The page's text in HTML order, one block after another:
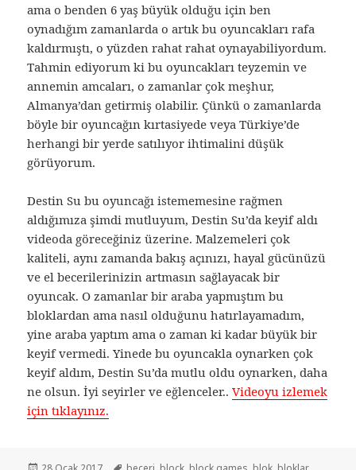
ama o benden 6 yaş büyük olduğu için ben
oynadığım zamanlarda o artık bu oyuncakları rafa
kaldırmıştı, o yüzden rahat rahat oynayabiliyordum.
Tahmin ediyorum ki bu oyuncakları teyzemin ve
annemin amcaları, o zamanlar çok meşhur,
Almanya’dan getirmiş olabilir. Çünkü o zamanlarda
böyle bir oyuncağın kırtasiyede veya Türkiye’de
herhangi bir yerde satılıyor ihtimalini düşük
görüyorum.
Destin Su bu oyuncağı istememesine rağmen
aldığımıza şimdi mutluyum, Destin Su’da keyif aldı
videoda göreceğiniz üzerine. Malzemeleri çok
kaliteli, aynı zamanda bakış açınızı, hayal gücünüzü
ve el becerilerinizin artmasın sağlayacak bir
oyuncak. O zamanlar bir araba yapmıştım bu
bloklardan ama nasıl olduğunu hatırlayamadım,
yine araba yaptım ama o zaman ki kadar büyük bir
keyif vermedi. Yinede bu oyuncakla oynarken çok
keyif aldım, Destin Su’da mutlu oldu oynarken, daha
ne olsun. İyi seyirler ve eğlenceler..Videoyu izlemek
için tıklayınız.